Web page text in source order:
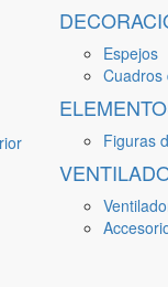
Espejos
Cuadros
Figuras